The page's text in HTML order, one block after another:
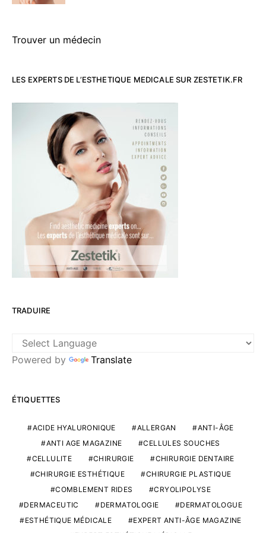
Trouver un médecin
LES EXPERTS DE L’ESTHETIQUE MEDICALE SUR ZESTETIK.FR
TRADUIRE
Powered by Translate
ÉTIQUETTES
ACIDE HYALURONIQUE ALLERGAN
ANTI-ÂGE
ANTI AGE MAGAZINE
CELLULES SOUCHES
CELLULITE
CHIRURGIE
CHIRURGIE DENTAIRE
CHIRURGIE ESTHÉTIQUE
CHIRURGIE PLASTIQUE
COMBLEMENT RIDES
CRYOLIPOLYSE
DERMACEUTIC
DERMATOLOGIE
DERMATOLOGUE
ESTHÉTIQUE MÉDICALE
EXPERT ANTI-ÂGE MAGAZINE